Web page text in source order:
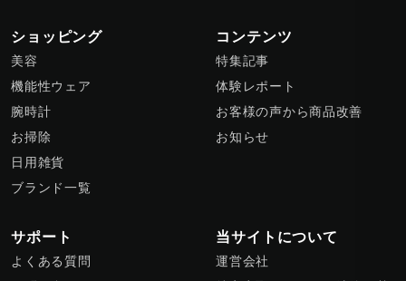
ショッピング
美容
機能性ウェア
腕時計
お掃除
日用雑貨
ブランド一覧
コンテンツ
特集記事
体験レポート
お客様の声から商品改善
お知らせ
サポート
よくある質問
当サイトについて
運営会社